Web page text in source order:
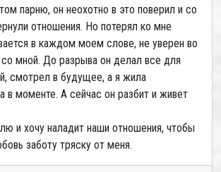
парню, он неохотно в это поверил и со
отношения. Но потерял ко мне
в каждом моем слове, не уверен во
мной. До разрыва он делал все для
смотрел в будущее, а я жила
в моменте. А сейчас он разбит и живет
и хочу наладит наши отношения, чтобы
заботу тряску от меня.